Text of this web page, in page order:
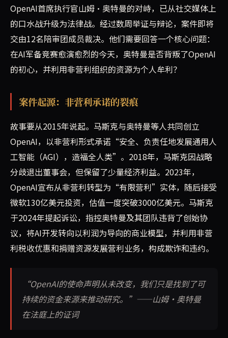
OpenAI首席执行官山姆·奥特曼的对峙，已从社交媒体上
的口水战升级为法律战。经过数周举证与辩论，案件即将
交由12名陪审团成员裁决。他们需要回答一个核心问题：
在AI军备竞赛愈演愈烈的今天，奥特曼是否背叛了OpenAI
的初心，并利用非营利组织的资源为个人牟利？
案件起源：非营利承诺的裂痕
故事要从2015年说起。马斯克与奥特曼等人共同创立
OpenAI，以非营利形式承诺“安全、负责任地发展通用人
工智能（AGI），造福全人类”。2018年，马斯克因战略
分歧退出董事会，但保留了少量经济利益。2023年，
OpenAI宣布从非营利转型为“有限营利”实体，随后接受
微软130亿美元投资，估值一度突破3000亿美元。马斯克
于2024年提起诉讼，指控奥特曼及其团队违背了创始协
议，将AI开发转向以利润为导向的商业模型，并利用非营
利税收优惠和捐赠资源发展营利业务，构成欺诈和违约。
“OpenAI的使命声明从未改变，我们只是找到了可
持续的资金来源来推动研究。”——山姆·奥特曼
在法庭上的证词